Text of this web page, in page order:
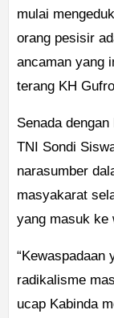
mulai
orang pesisir
ancaman yang
terang KH
Senada
TNI Sondi
narasumber
masyakarat
yang masuk ke
“Kewaspadaan
radikalisme
ucap Kabinda